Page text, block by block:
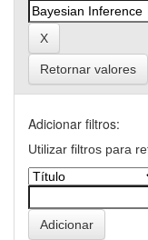
Retornar valores
Adicionar filtros:
Utilizar filtros para